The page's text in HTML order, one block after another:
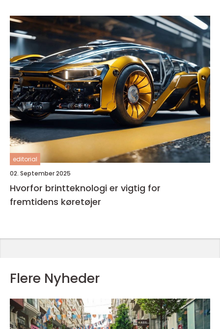
editorial
02. September 2025
Hvorfor brintteknologi er vigtig for
fremtidens køretøjer
Flere Nyheder